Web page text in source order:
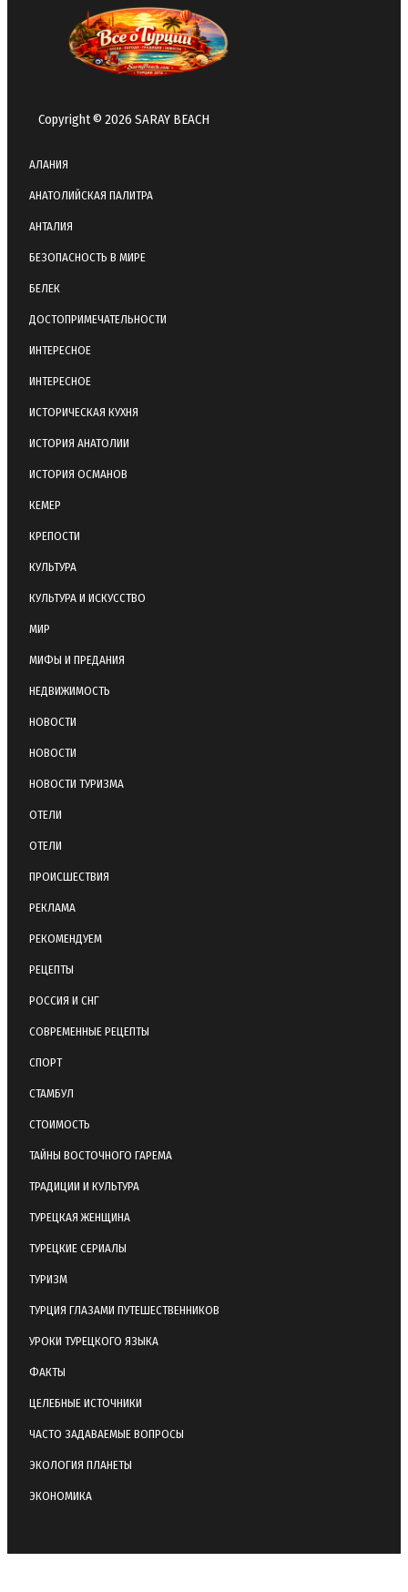
Copyright © 2026 SARAY BEACH
АЛАНИЯ
АНАТОЛИЙСКАЯ ПАЛИТРА
АНТАЛИЯ
БЕЗОПАСНОСТЬ В МИРЕ
БЕЛЕК
ДОСТОПРИМЕЧАТЕЛЬНОСТИ
ИНТЕРЕСНОЕ
ИНТЕРЕСНОЕ
ИСТОРИЧЕСКАЯ КУХНЯ
ИСТОРИЯ АНАТОЛИИ
ИСТОРИЯ ОСМАНОВ
КЕМЕР
КРЕПОСТИ
КУЛЬТУРА
КУЛЬТУРА И ИСКУССТВО
МИР
МИФЫ И ПРЕДАНИЯ
НЕДВИЖИМОСТЬ
НОВОСТИ
НОВОСТИ
НОВОСТИ ТУРИЗМА
ОТЕЛИ
ОТЕЛИ
ПРОИСШЕСТВИЯ
РЕКЛАМА
РЕКОМЕНДУЕМ
РЕЦЕПТЫ
РОССИЯ И СНГ
СОВРЕМЕННЫЕ РЕЦЕПТЫ
СПОРТ
СТАМБУЛ
СТОИМОСТЬ
ТАЙНЫ ВОСТОЧНОГО ГАРЕМА
ТРАДИЦИИ И КУЛЬТУРА
ТУРЕЦКАЯ ЖЕНЩИНА
ТУРЕЦКИЕ СЕРИАЛЫ
ТУРИЗМ
ТУРЦИЯ ГЛАЗАМИ ПУТЕШЕСТВЕННИКОВ
УРОКИ ТУРЕЦКОГО ЯЗЫКА
ФАКТЫ
ЦЕЛЕБНЫЕ ИСТОЧНИКИ
ЧАСТО ЗАДАВАЕМЫЕ ВОПРОСЫ
ЭКОЛОГИЯ ПЛАНЕТЫ
ЭКОНОМИКА